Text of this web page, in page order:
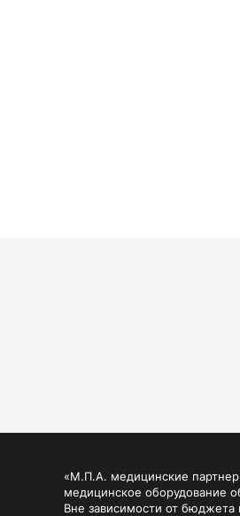
«М.П.А. медицинские
медицинское оборудование
Вне зависимости от бюджета